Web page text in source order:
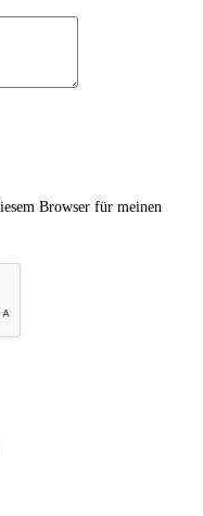
Browser für meinen